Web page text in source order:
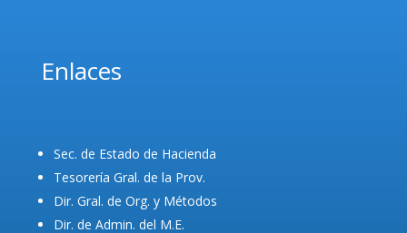
Enlaces
Sec. de Estado de Hacienda
Tesorería Gral. de la Prov.
Dir. Gral. de Org. y Métodos
Dir. de Admin. del M.E.